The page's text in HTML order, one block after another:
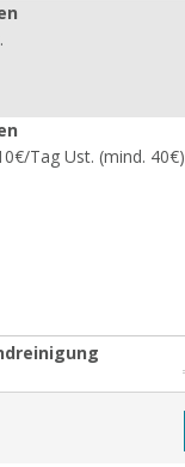
Tag Ust. (mind. 40€)